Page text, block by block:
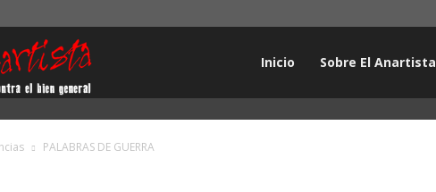
Inicio Sobre El Anartista
PALABRAS DE GUERRA